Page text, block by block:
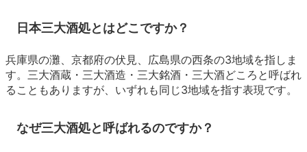
日本三大酒処とはどこですか？
兵庫県の灘、京都府の伏見、広島県の西条の3地域を指しま
す。三大酒蔵・三大酒造・三大銘酒・三大酒どころと呼ばれ
ることもありますが、いずれも同じ3地域を指す表現です。
なぜ三大酒処と呼ばれるのですか？